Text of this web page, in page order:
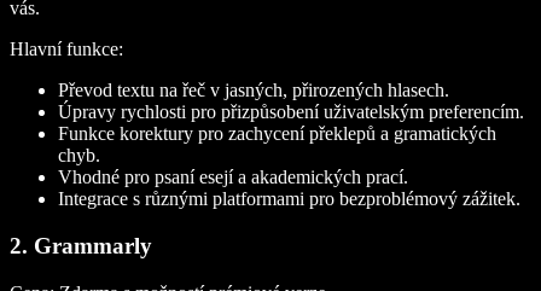
vás.
Hlavní funkce:
Převod textu na řeč v jasných, přirozených hlasech.
Úpravy rychlosti pro přizpůsobení uživatelským preferencím.
Funkce korektury pro zachycení překlepů a gramatických
chyb.
Vhodné pro psaní esejí a akademických prací.
Integrace s různými platformami pro bezproblémový zážitek.
2. Grammarly